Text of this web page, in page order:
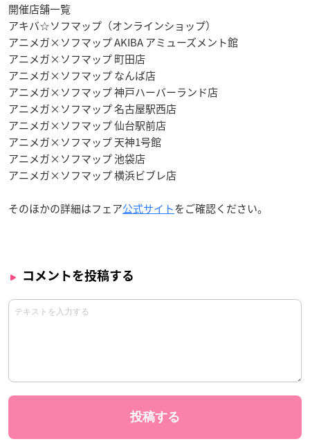
開催店舗一覧
アキバ☆ソフマップ（オンラインショップ）
アニメガ×ソフマップ AKIBA アミューズメント館
アニメガ×ソフマップ 町田店
アニメガ×ソフマップ なんば店
アニメガ×ソフマップ 神戸ハーバーランド店
アニメガ×ソフマップ 名古屋駅西店
アニメガ×ソフマップ 仙台駅前店
アニメガ×ソフマップ 天神1号館
アニメガ×ソフマップ 池袋店
アニメガ×ソフマップ 横浜ビブレ店
そのほかの詳細はフェア公式サイトをご確認ください。
コメントを投稿する